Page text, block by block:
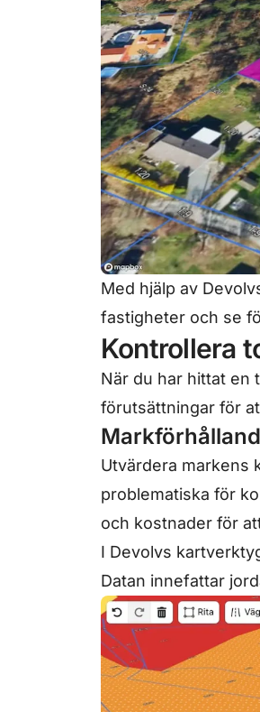
Med hjälp av
fastigheter och se
Kontrollera
När du har hittat en
förutsättningar för
Utvärdera markens
problematiska för
och kostnader för
I Devolvs
Datan innefattar